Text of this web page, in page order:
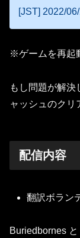
[JST] 2022/
※ゲームを再起
もし問題が解決
ャッシュのクリ
配信内容
翻訳ボラン
Buriedbornes